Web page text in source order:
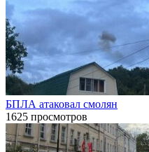
БПЛА атаковал смолян
1625 просмотров